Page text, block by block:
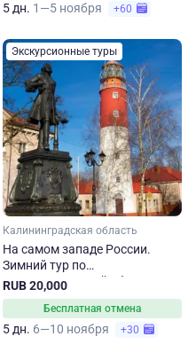
5 дн. 1—5 ноября +60
Экскурсионные туры
Калининградская область
На самом западе России.
Зимний тур по
Калининградской области
RUB 20,000
Бесплатная отмена
5 дн. 6—10 ноября +30